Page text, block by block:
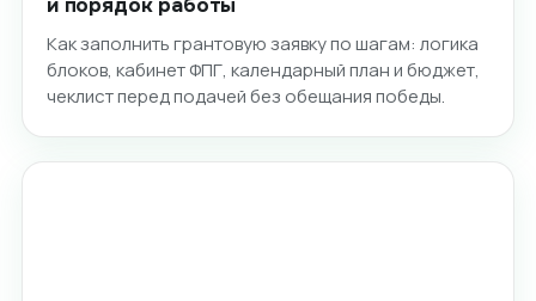
Как заполнить грантовую заявку по шагам: логика
блоков, кабинет ФПГ, календарный план и бюджет,
чеклист перед подачей без обещания победы.